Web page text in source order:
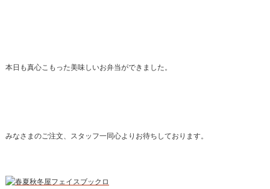
本日も真心こもった美味しいお弁当ができました。
みなさまのご注文、スタッフ一同心よりお待ちしております。